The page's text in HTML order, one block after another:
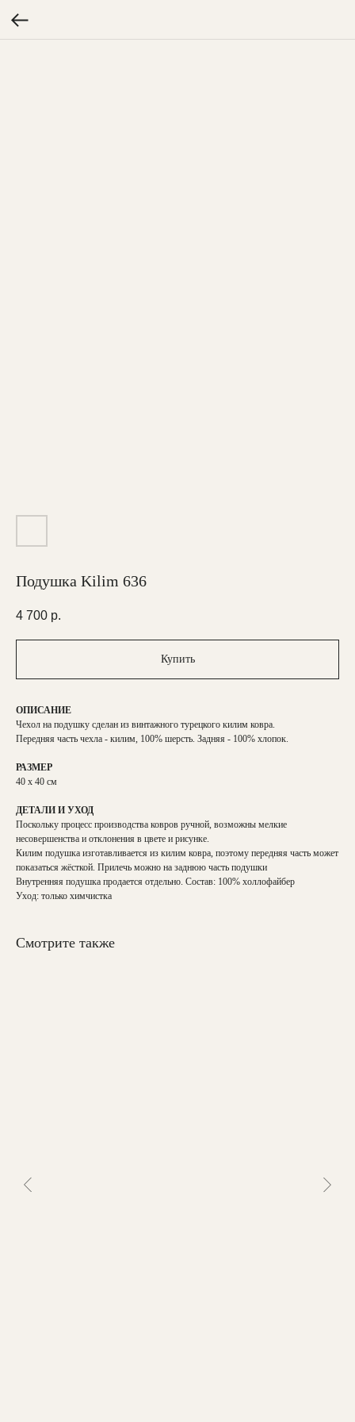
Подушка Kilim 636
4 700 р.
Купить
ОПИСАНИЕ
Чехол на подушку сделан из винтажного турецкого килим ковра.
Передняя часть чехла - килим, 100% шерсть. Задняя - 100% хлопок.
РАЗМЕР
40 х 40 см
ДЕТАЛИ И УХОД
Поскольку процесс производства ковров ручной, возможны мелкие
несовершенства и отклонения в цвете и рисунке.
Килим подушка изготавливается из килим ковра, поэтому передняя часть может
показаться жёсткой. Прилечь можно на заднюю часть подушки
Внутренняя подушка продается отдельно. Состав: 100% холлофайбер
Уход: только химчистка
Смотрите также